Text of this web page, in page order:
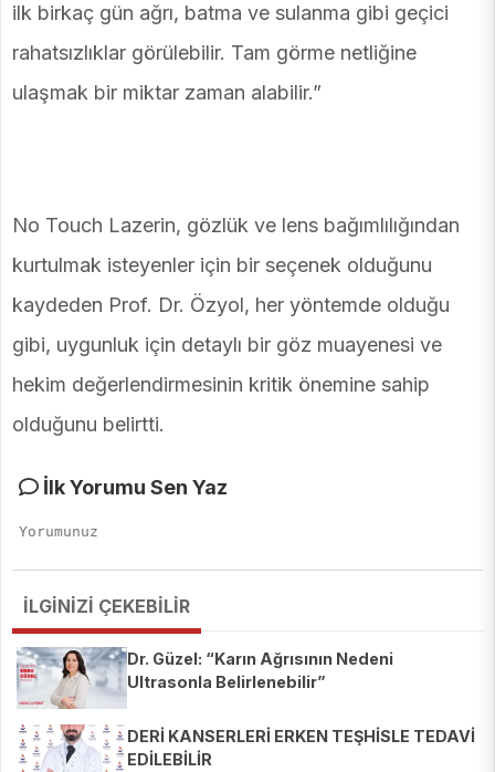
ilk birkaç gün ağrı, batma ve sulanma gibi geçici
rahatsızlıklar görülebilir. Tam görme netliğine
ulaşmak bir miktar zaman alabilir.”
No Touch Lazerin, gözlük ve lens bağımlılığından
kurtulmak isteyenler için bir seçenek olduğunu
kaydeden Prof. Dr. Özyol, her yöntemde olduğu
gibi, uygunluk için detaylı bir göz muayenesi ve
hekim değerlendirmesinin kritik önemine sahip
olduğunu belirtti.
İlk Yorumu Sen Yaz
İLGİNİZİ ÇEKEBİLİR
Dr. Güzel: “Karın Ağrısının Nedeni
Ultrasonla Belirlenebilir”
DERİ KANSERLERİ ERKEN TEŞHİSLE TEDAVİ
EDİLEBİLİR